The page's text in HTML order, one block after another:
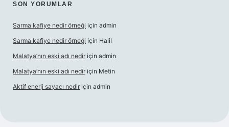
SON YORUMLAR
Sarma kafiye nedir örneği için admin
Sarma kafiye nedir örneği için Halil
Malatya’nın eski adı nedir için admin
Malatya’nın eski adı nedir için Metin
Aktif enerji sayacı nedir için admin